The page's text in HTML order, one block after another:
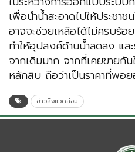
เพื่อนำน้ำสะอาดไปให้ประชา
อาจจะช่วยเหลือได้ไม่ครบร้
ทำให้อุปสงค์ด้านน้ำลดลง แล
จากเดิมมาก จากที่เคยขายกั
หลักสิบ ถือว่าเป็นราคาที่พอ
ข่าวสิ่งแวดล้อม